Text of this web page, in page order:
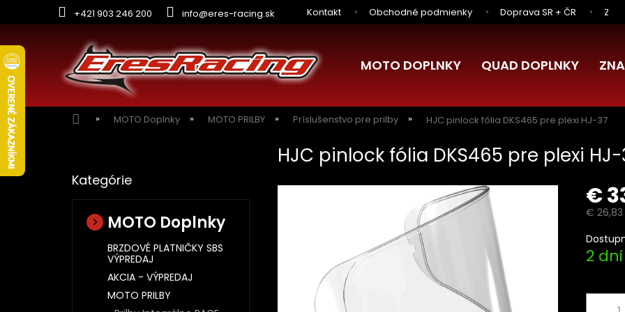
+421 903 246 200 info@eres-racing.sk Kontakt Obchodné podmienky Doprava SR + ČR
MOTO DOPLNKY QUAD DOPLNKY
DomovMOTO Doplnky MOTO PRILBY Príslušenstvo pre prilby HJC pinlock fólia DKS465 pre plexi HJ-37
kategórie
Kategórie
MOTO Doplnky
BRZDOVÉ PLATNIČKY SBS
VÝPREDAJ
AKCIA - VÝPREDAJ
MOTO PRILBY
HJC pinlock fólia DKS465 pre plexi HJ-
€
€ 26,83
cena:
2 dni